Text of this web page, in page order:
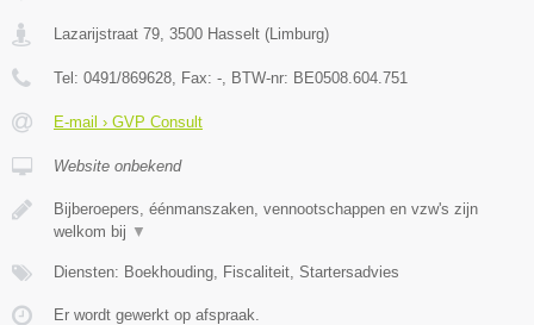
Lazarijstraat 79 3500 Hasselt (Limburg)
Tel: 0491/869628 , Fax: - , BTW-nr: BE0508.604.751
E-mail › GVP Consult
Website onbekend
Bijberoepers, éénmanszaken, vennootschappen en vzw's zijn
welkom bij ▼
Diensten: Boekhouding, Fiscaliteit, Startersadvies
Er wordt gewerkt op afspraak.